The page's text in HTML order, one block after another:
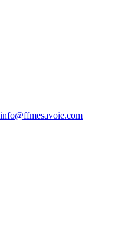
info@ffmesavoie.com